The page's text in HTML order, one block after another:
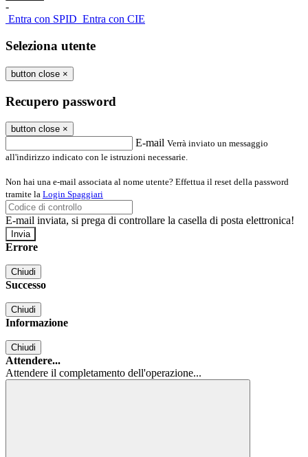
-
Entra con SPID Entra con CIE
Seleziona utente
button close ×
Recupero password
button close ×
E-mail Verrà inviato un messaggio
all'indirizzo indicato con le istruzioni necessarie.
Non hai una e-mail associata al nome utente? Effettua il reset della password
tramite la Login Spaggiari
E-mail inviata, si prega di controllare la casella di posta elettronica!
Errore
Chiudi
Successo
Chiudi
Informazione
Chiudi
Attendere...
Attendere il completamento dell'operazione...